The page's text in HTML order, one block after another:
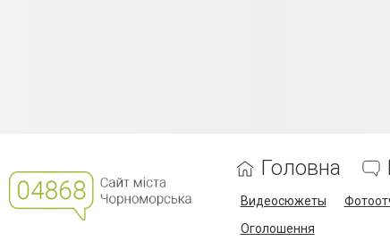
Головна
Видеосюжеты
Оголошення